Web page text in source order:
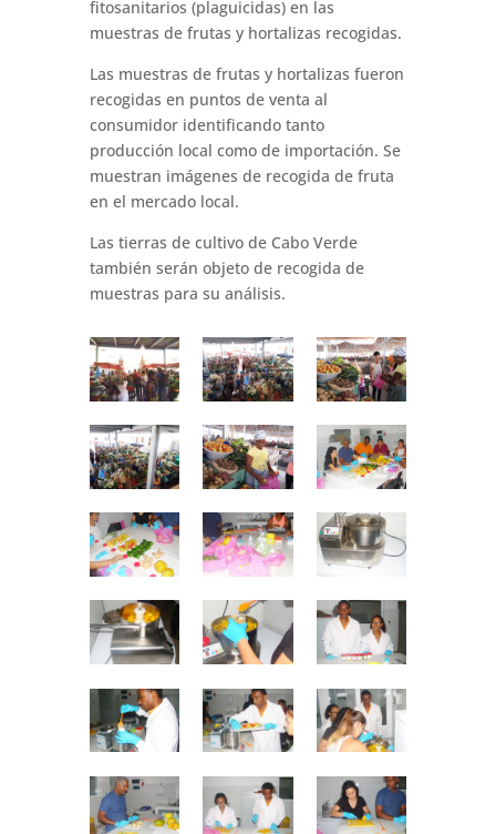
fitosanitarios (plaguicidas) en las
muestras de frutas y hortalizas recogidas.
Las muestras de frutas y hortalizas fueron
recogidas en puntos de venta al
consumidor identificando tanto
producción local como de importación. Se
muestran imágenes de recogida de fruta
en el mercado local.
Las tierras de cultivo de Cabo Verde
también serán objeto de recogida de
muestras para su análisis.